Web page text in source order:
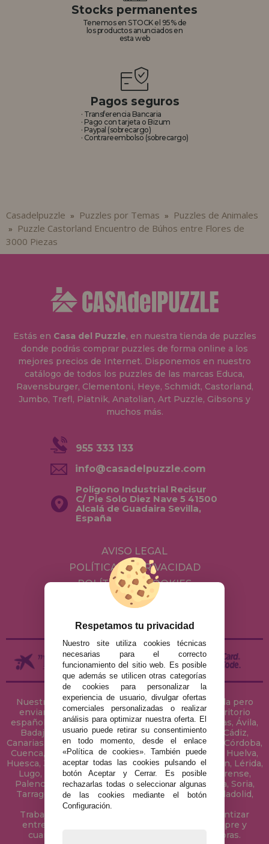
Stocks permanentes
Tenemos en STOCK el 95% de
los productos anunciados en
esta web
Pagos seguros
· Transferencia Bancaria
· Pago con tarjeta o Bizum
· Paypal (sobrecargo)
· Contrareembolso (sobrecargo)
Casadelpuzzle » Puzzles por Temas » Puzzles de Animales
»
Puzzle Castorland Encuentro de Búhos entre Flores de
3000 Piezas
Estás en Casa del Puzzle, en nuestra tienda de puzzles
donde podrás comprar puzzles de forma online a los
mejores precios de Internet. Disponemos en nuestro
catálogo de todos los puzzles de las marcas Educa,
Ravensburger, Clementoni, Heye, Schmidt, Castorland,
Jumbo, Trefl, Piatnik, Anatolian, Art Puzzle, Gibsons y
muchos más.
955 333 133
info@casadelpuzzle.com
Polígono Industrial Recisur
C/ Pie Solo Diez Nave 5 41500
Alcalá de Guadaira Sevilla,
España
AVISO LEGAL
POLÍTICA DE PRIVACIDAD
POLÍTICA DE COOKIES
ENVÍOS Y DEVOLUCIONES
Nuestra tienda de puzzles está ubicada en Sevilla pero
enviamos tus puzzles a cualquier ciudad del territorio
español: Álava, Albacete, Alicante, Almería, Asturias, Ávila,
Badajoz, Baleares, Barcelona, Burgos, Cáceres, Cádiz,
Canarias, Cantabria, Castellón, Ceuta, Ciudad Real, Córdoba,
Cuenca, Gerona, Granada, Guadalajara, Guipúzcoa, Huelva,
Huesca, Jaén, La Coruña, La Rioja, Las Palmas, Leon, Lérida,
Lugo, Madrid, Málaga, Melilla, Murcia, Navarra, Orense,
Palencia, Pontevedra, Salamanca, Segovia, Sevilla, Soria,
Tarragona, Tenerife, Teruel, Toledo, Valencia, Valladolid,
Vizcaya, Zamora y Zaragoza.
Trabajamos con Stocks permanentes para garantizar
entregas rápidas en territorio peninsular, siempre y
cuando el pedido se realice antes de las 18 horas.
Respetamos tu privacidad
Nuestro site utiliza cookies técnicas
necesarias para el correcto
funcionamiento del sitio web. Es posible
que además se utilicen otras categorías
de cookies para personalizar la
experiencia de usuario, divulgar ofertas
comerciales personalizadas o realizar
análisis para optimizar nuestra oferta. El
usuario puede retirar su consentimiento
en todo momento, desde el enlace
«Política de cookies». También puede
aceptar todas las cookies pulsando el
botón Aceptar y Cerrar. Es posible
rechazarlas todas o seleccionar algunas
de las cookies mediante el botón
Configuración.